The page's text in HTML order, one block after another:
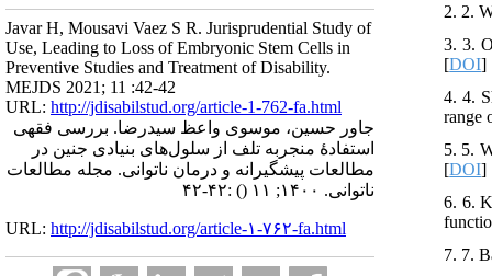
Javar H, Mousavi Vaez S R. Jurisprudential Study of
Use, Leading to Loss of Embryonic Stem Cells in
Preventive Studies and Treatment of Disability.
MEJDS 2021; 11 :42-42
URL: http://jdisabilstud.org/article-1-762-fa.html
جاور حسین، موسوی واعظ سیدرضا. بررسی فقهی
استفادهٔ منجربه تلف از سلول‌های بنیادی جنین در
مطالعات پیشگیرانه و درمان ناتوانی. مجله مطالعات
ناتوانی. ۱۴۰۰; ۱۱
() :۴۲-۴۲
URL: http://jdisabilstud.org/article-۱-۷۶۲-fa.html
2. 2.
3. 3.
[DOI]
4. 4.
range
5. 5.
[DOI]
6. 6.
7. 7.